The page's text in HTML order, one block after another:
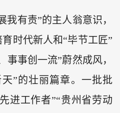
我有责”的主人翁意识，
时代新人和“毕节工匠”
事事创一流”蔚然成风，
”的壮丽篇章。一批批
进工作者”“贵州省劳动